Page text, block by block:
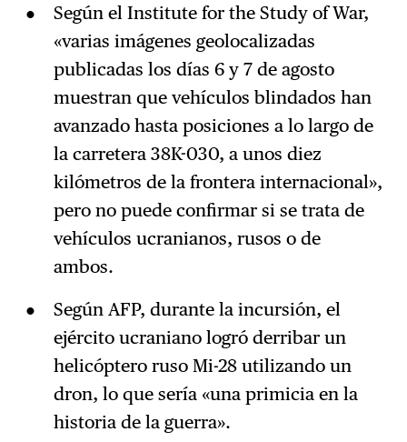
Según el Institute for the Study of War,
«varias imágenes geolocalizadas
publicadas los días 6 y 7 de agosto
muestran que vehículos blindados han
avanzado hasta posiciones a lo largo de
la carretera 38K-030, a unos diez
kilómetros de la frontera internacional»,
pero no puede confirmar si se trata de
vehículos ucranianos, rusos o de
ambos.
Según AFP, durante la incursión, el
ejército ucraniano logró derribar un
helicóptero ruso Mi-28 utilizando un
dron, lo que sería «una primicia en la
historia de la guerra».